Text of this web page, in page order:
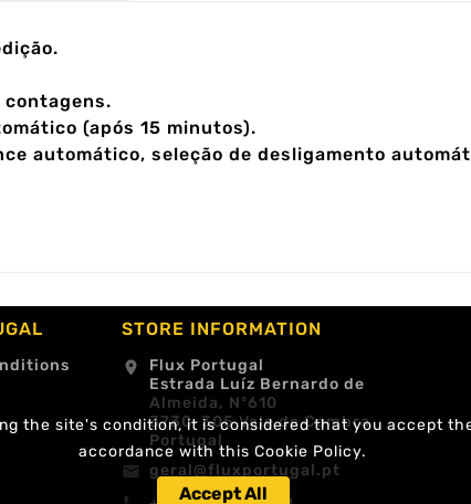
the site's condition, it is considered that you accept
accordance with this Cookie Policy.
Accept All
(após 15 minutos).
automático, seleção de desligamento
STORE INFORMATION
location_on
Flux Portugal
Estrada Luíz Bernardo de
Almeida, Nº610
3730-305 Vale de Cambra
Portugal
email
geral@fluxportugal.pt